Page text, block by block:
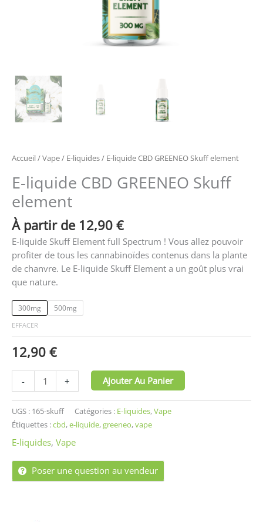
Accueil/Vape/ E-liquides/ E-liquide CBD GREENEO Skuff element
E-liquide CBD GREENEO Skuff
element
À partir de 12,90 €
E-liquide Skuff Element full Spectrum ! Vous allez pouvoir
profiter de tous les cannabinoïdes contenus dans la plante
de chanvre. Le E-liquide Skuff Element a un goût plus vrai
que nature.
300mg 500mg
EFFACER
12,90 €
- + Ajouter Au Panier
UGS : 165-skuff Catégories : E-liquides,Vape
Étiquettes :cbd,e-liquide,greeneo,vape
E-liquides, Vape
Poser une question au vendeur